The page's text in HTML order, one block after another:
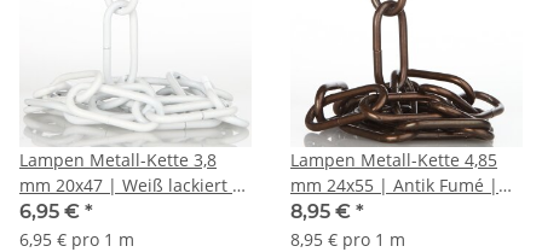
Lampen Metall-Kette 3,8
mm 20x47 | Weiß lackiert |
Zum Aufhängen schwerer
Lampen & Kronleuchter |
6,95 € *
6,95 € pro 1 m
Lampen Metall-Kette 4,85
mm 24x55 | Antik Fumé |
Zum Aufhängen schwerer
Lampen & Kronleuchter |
8,95 € *
8,95 € pro 1 m